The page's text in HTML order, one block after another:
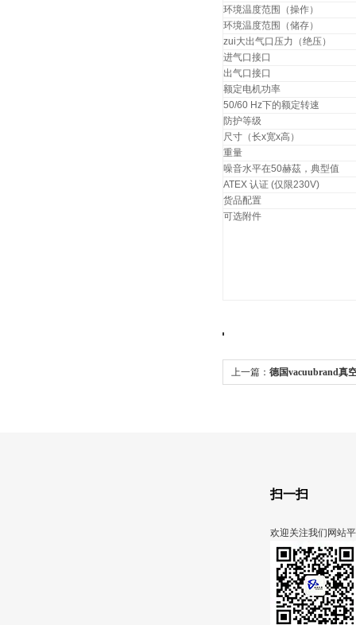
环境温度范围（操作）
环境温度范围（储存）
zui大出气口压力（绝压）
进气口接口
出气口接口
额定电机功率
50/60 Hz下的额定转速
防护等级
尺寸（长x宽x高）
重量
噪音水平在50赫茲，典型值
ATEX 认证 (仅限230V)
货品配置
可选附件
上一篇： 德国vacuubrand真
扫一扫
欢迎关注我们网站